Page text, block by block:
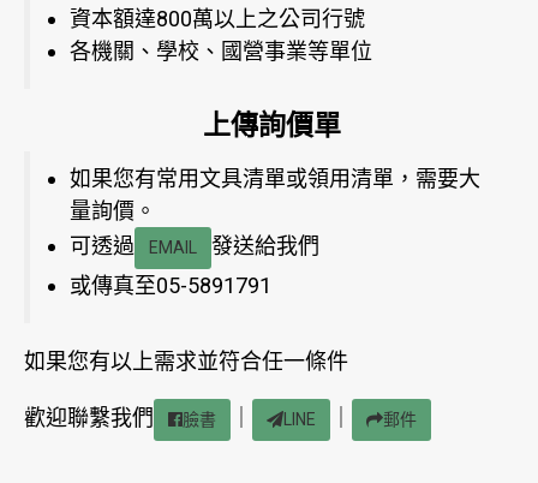
資本額達800萬以上之公司行號
各機關、學校、國營事業等單位
上傳詢價單
如果您有常用文具清單或領用清單，需要大
量詢價。
可透過
EMAIL
發送給我們
或傳真至05-5891791
如果您有以上需求並符合任一條件
歡迎聯繫我們 臉書 LINE 郵件